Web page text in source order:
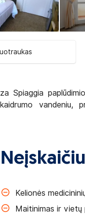
Spiaggia
vandeniu,
Kelionės
Maitinimas ir vietų